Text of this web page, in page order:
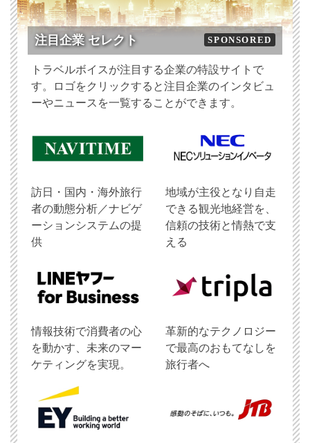
注目企業 セレクト SPONSORED
トラベルボイスが注目する企業の特設サイトで
す。ロゴをクリックすると注目企業のインタビュ
ーやニュースを一覧することができます。
訪日・国内・海外旅行
者の動態分析／ナビゲ
ーションシステムの提
供
地域が主役となり自走
できる観光地経営を、
信頼の技術と情熱で支
える
情報技術で消費者の心
を動かす、未来のマー
ケティングを実現。
革新的なテクノロジー
で最高のおもてなしを
旅行者へ